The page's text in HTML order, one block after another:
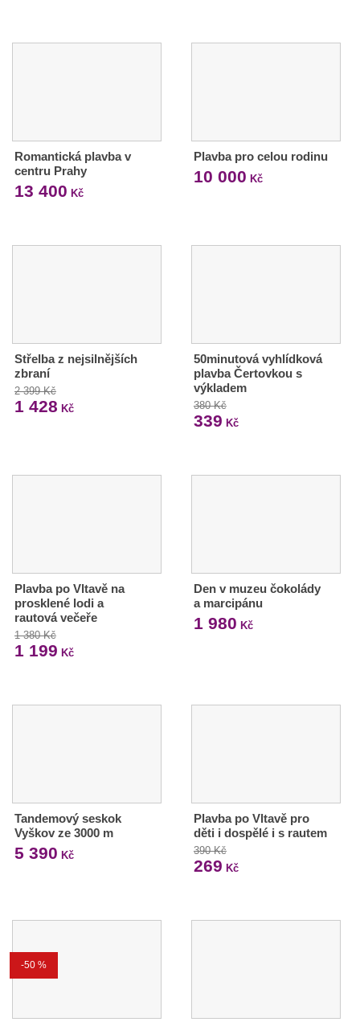
Romantická plavba v
centru Prahy
13 400 Kč
Plavba pro celou rodinu
10 000 Kč
Střelba z nejsilnějších
zbraní
2 399 Kč
1 428 Kč
50minutová vyhlídková
plavba Čertovkou s
výkladem
380 Kč
339 Kč
Plavba po Vltavě na
prosklené lodi a
rautová večeře
1 380 Kč
1 199 Kč
Den v muzeu čokolády
a marcipánu
1 980 Kč
Tandemový seskok
Vyškov ze 3000 m
5 390 Kč
Plavba po Vltavě pro
děti i dospělé i s rautem
390 Kč
269 Kč
-50 %